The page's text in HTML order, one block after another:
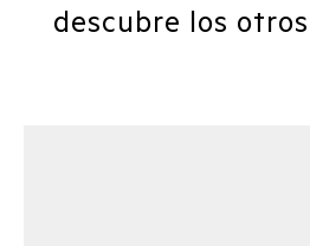
descubre los otros